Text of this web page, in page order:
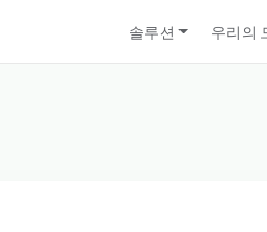
솔루션 우리의